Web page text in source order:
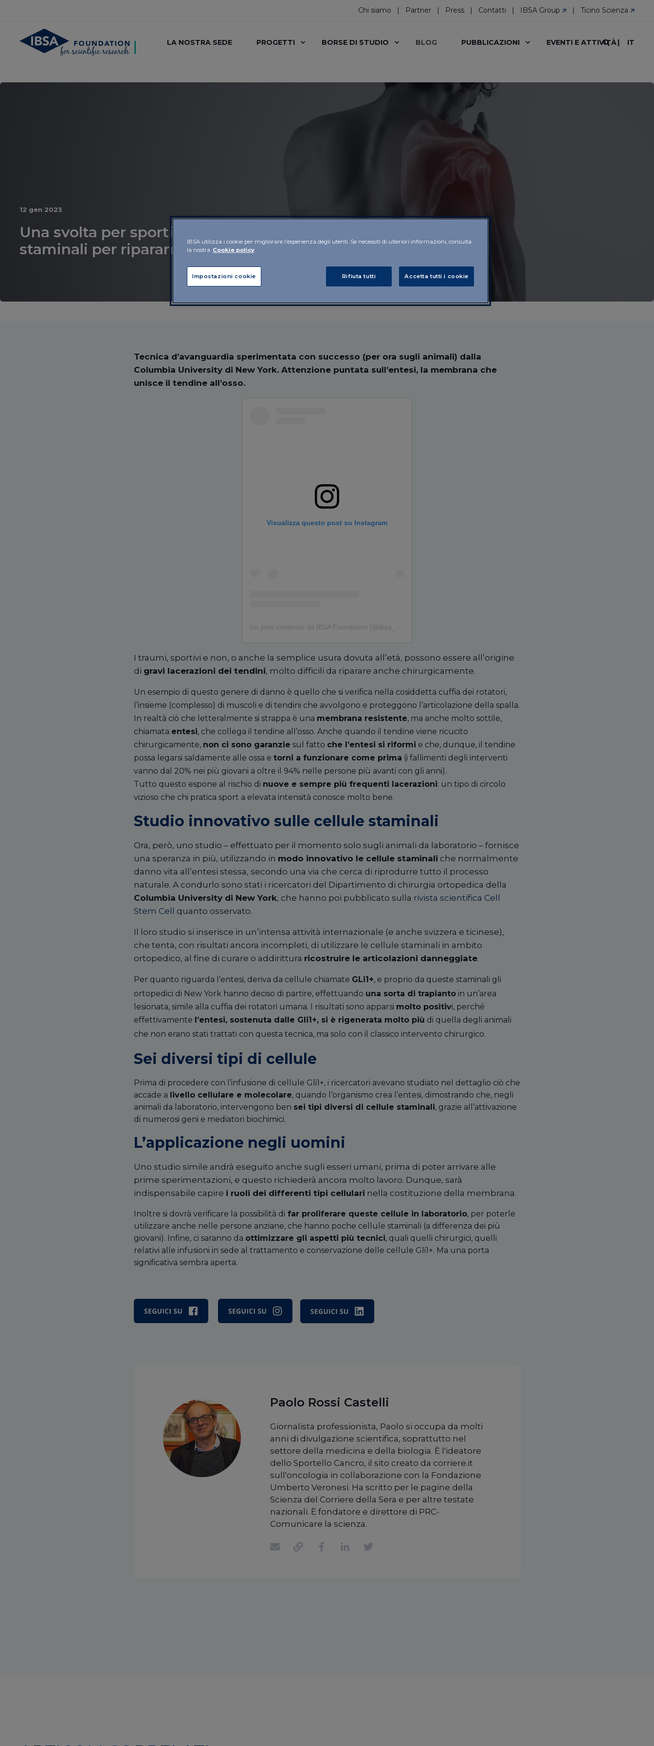
Chi siamo Partner Press Contatti IBSA Group Ticino Scienza
LA NOSTRA SEDE PROGETTI BORSE DI STUDIO BLOG PUBBLICAZIONI EVENTI E ATTIVITÀ IT
12 gen 2023
Una svolta per sportivi e non: cellule
staminali per riparare i tendini
Tecnica d’avanguardia sperimentata con successo (per ora sugli animali) dalla
Columbia University di New York. Attenzione puntata sull’entesi, la membrana che
unisce il tendine all’osso.
Visualizza questo post su Instagram
I traumi, sportivi e non, o anche la semplice usura dovuta all’età, possono essere all’origine
di gravi lacerazioni dei tendini, molto difficili da riparare anche chirurgicamente.
Un esempio di questo genere di danno è quello che si verifica nella cosiddetta cuffia dei rotatori,
l’insieme (complesso) di muscoli e di tendini che avvolgono e proteggono l’articolazione della spalla.
In realtà ciò che letteralmente si strappa è una membrana resistente, ma anche molto sottile,
chiamata entesi, che collega il tendine all’osso. Anche quando il tendine viene ricucito
chirurgicamente, non ci sono garanzie sul fatto che l’entesi si riformi e che, dunque, il tendine
possa legarsi saldamente alle ossa e torni a funzionare come prima (i fallimenti degli interventi
vanno dal 20% nei più giovani a oltre il 94% nelle persone più avanti con gli anni).
Tutto questo espone al rischio di nuove e sempre più frequenti lacerazioni: un tipo di circolo
vizioso che chi pratica sport a elevata intensità conosce molto bene.
Studio innovativo sulle cellule staminali
Ora, però, uno studio – effettuato per il momento solo sugli animali da laboratorio – fornisce
una speranza in più, utilizzando in modo innovativo le cellule staminali che normalmente
danno vita all’entesi stessa, secondo una via che cerca di riprodurre tutto il processo
naturale. A condurlo sono stati i ricercatori del Dipartimento di chirurgia ortopedica della
Columbia University di New York, che hanno poi pubblicato sulla rivista scientifica Cell
Stem Cell quanto osservato.
Il loro studio si inserisce in un’intensa attività internazionale (e anche svizzera e ticinese),
che tenta, con risultati ancora incompleti, di utilizzare le cellule staminali in ambito
ortopedico, al fine di curare o addirittura ricostruire le articolazioni danneggiate.
Per quanto riguarda l’entesi, deriva da cellule chiamate GLi1+, e proprio da queste staminali gli
ortopedici di New York hanno deciso di partire, effettuando una sorta di trapiantoin un’area
lesionata, simile alla cuffia dei rotatori umana. I risultati sono apparsi molto positivi, perché
effettivamente l’entesi, sostenuta dalle Gli1+, si è rigenerata molto più di quella degli animali
che non erano stati trattati con questa tecnica, ma solo con il classico intervento chirurgico.
Sei diversi tipi di cellule
Prima di procedere con l’infusione di cellule Gli1+, i ricercatori avevano studiato nel dettaglio ciò che
accade a livello cellulare e molecolare, quando l’organismo crea l’entesi, dimostrando che, negli
animali da laboratorio, intervengono ben sei tipi diversi di cellule staminali, grazie all’attivazione
di numerosi geni e mediatori biochimici.
L’applicazione negli uomini
Uno studio simile andrà eseguito anche sugli esseri umani, prima di poter arrivare alle
prime sperimentazioni, e questo richiederà ancora molto lavoro. Dunque, sarà
indispensabile capire i ruoli dei differenti tipi cellulari nella costituzione della membrana.
Inoltre si dovrà verificare la possibilità di far proliferare queste cellule in laboratorio, per poterle
utilizzare anche nelle persone anziane, che hanno poche cellule staminali (a differenza dei più
giovani). Infine, ci saranno da ottimizzare gli aspetti più tecnici, quali quelli chirurgici, quelli
relativi alle infusioni in sede al trattamento e conservazione delle cellule Gli1+. Ma una porta
significativa sembra aperta.
Paolo Rossi Castelli
Giornalista professionista, Paolo si occupa da molti
anni di divulgazione scientifica, soprattutto nel
settore della medicina e della biologia. È l'ideatore
dello Sportello Cancro, il sito creato da corriere.it
sull'oncologia in collaborazione con la Fondazione
Umberto Veronesi. Ha scritto per le pagine della
Scienza del Corriere della Sera e per altre testate
nazionali. È fondatore e direttore di PRC-
Comunicare la scienza.
IBSA utilizza i cookie per migliorare l'esperienza degli utenti. Se necessiti di ulteriori informazioni, consulta
la nostra Cookie policy
Rifiuta tutti Accetta tutti i cookie
Impostazioni cookie